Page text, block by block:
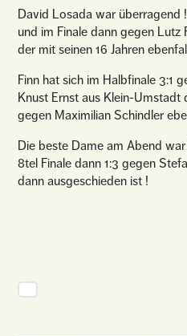
David Losada war überragend
und im Finale dann gegen Lutz
der mit seinen 16 Jahren
Finn hat sich im Halbfinale 3:1
Knust Ernst aus Klein-
gegen Maximilian Schindler
Die beste Dame am Abend
8tel Finale dann 1:3 gegen
dann ausgeschieden ist !